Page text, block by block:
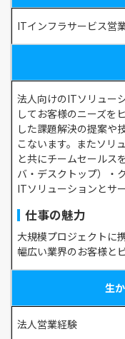
ITインフラサービス営
法人向けのITソリュー
してお客様のニーズを
した課題解決の提案や
こないます。またソリ
と共にチームセールス
バ・デスクトップ）・
ITソリューションとサ
仕事の魅力
大規模プロジェクトに
幅広い業界のお客様と
生
法人営業経験